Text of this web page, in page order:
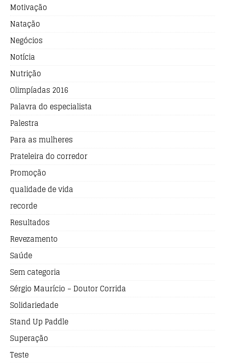
Motivação
Natação
Negócios
Notícia
Nutrição
Olimpíadas 2016
Palavra do especialista
Palestra
Para as mulheres
Prateleira do corredor
Promoção
qualidade de vida
recorde
Resultados
Revezamento
Saúde
Sem categoria
Sérgio Maurício – Doutor Corrida
Solidariedade
Stand Up Paddle
Superação
Teste